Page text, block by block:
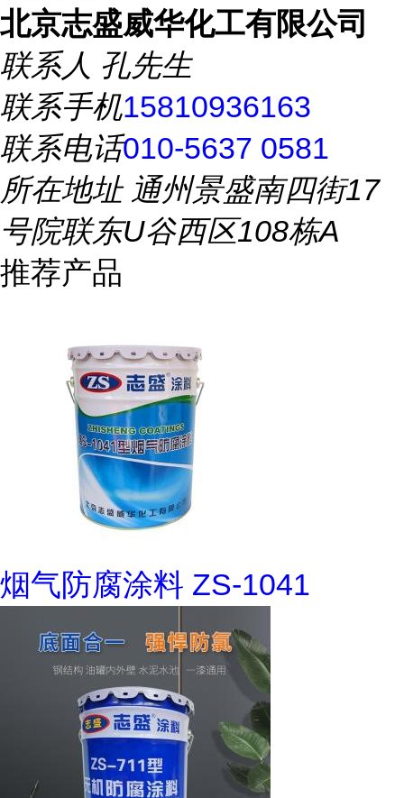
北京志盛威华化工有限公司
联系人 孔先生
联系手机15810936163
联系电话010-5637 0581
所在地址通州景盛南四街17
号院联东U谷西区108栋A
推荐产品
烟气防腐涂料 ZS-1041